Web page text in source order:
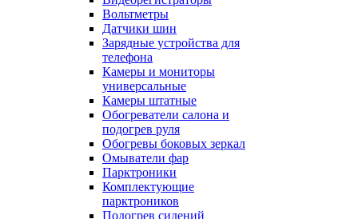
Вольтметры
Датчики шин
Зарядные устройства для
телефона
Камеры и мониторы
универсальные
Камеры штатные
Обогреватели салона и
подогрев руля
Обогревы боковых зеркал
Омыватели фар
Парктроники
Комплектующие
парктроников
Подогрев сидений